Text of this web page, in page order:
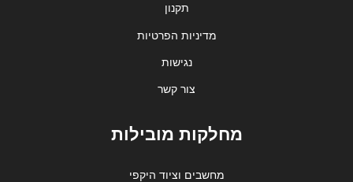
תקנון
מדיניות הפרטיות
נגישות
צור קשר
מחלקות מובילות
מחשבים וציוד היקפי